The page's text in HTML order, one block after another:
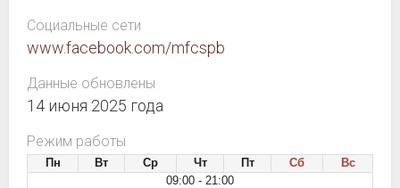
Социальные сети
www.facebook.com/mfcspb
Данные обновлены
14 июня 2025 года
Режим работы
Пн Вт Ср Чт Пт Сб
Вс
09:00 - 21:00